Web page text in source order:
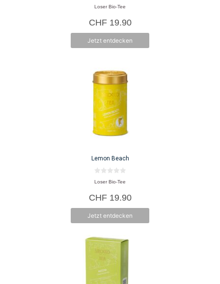
0
v
n
5
Loser Bio-Tee
CHF19.90
Jetzt entdecken
Lemon Beach
0
v
n
5
Loser Bio-Tee
CHF19.90
Jetzt entdecken